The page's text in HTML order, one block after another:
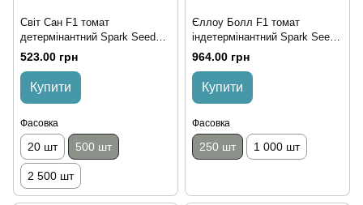
Світ Сан F1 томат
детермінантний Spark Seeds
500 насінин
523.00 грн
Купити
Фасовка
20 шт 500 шт
2 500 шт
Єллоу Болл F1 томат
індетермінантний Spark Seeds
250 насінин
964.00 грн
Купити
Фасовка
250 шт 1 000 шт